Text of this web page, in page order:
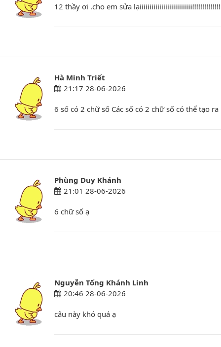
12 thầy ơi .cho em sửa
Hà Minh Triết
21:17 28-06-2026
6 số có 2 chữ số Các số có 2 chữ số có thể tạo
Phùng Duy Khánh
21:01 28-06-2026
6 chữ số ạ
Nguyễn Tống Khánh Linh
20:46 28-06-2026
câu này khó quá ạ